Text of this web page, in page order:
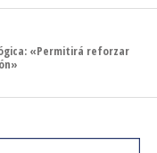
«Permitirá reforzar